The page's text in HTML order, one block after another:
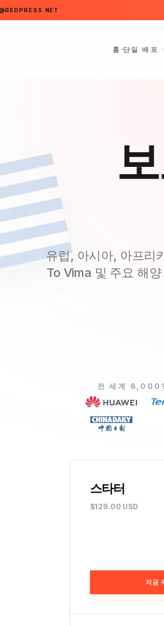
홈 단일 배포
유럽, 아시아, 아프리
To Vima 및 주요 해
전 세계 6,000
스타터
$129.00 USD
지금